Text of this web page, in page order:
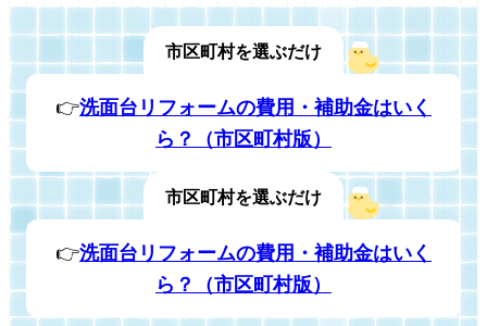
市区町村を選ぶだけ
👉洗面台リフォームの費用・補助金はいく
ら？（市区町村版）
市区町村を選ぶだけ
👉洗面台リフォームの費用・補助金はいく
ら？（市区町村版）